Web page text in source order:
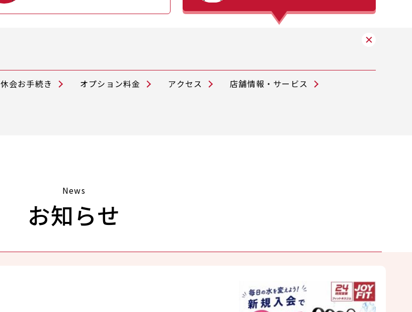
休会お手続き オプション料金 アクセス
店舗情報・サービス
News
お知らせ